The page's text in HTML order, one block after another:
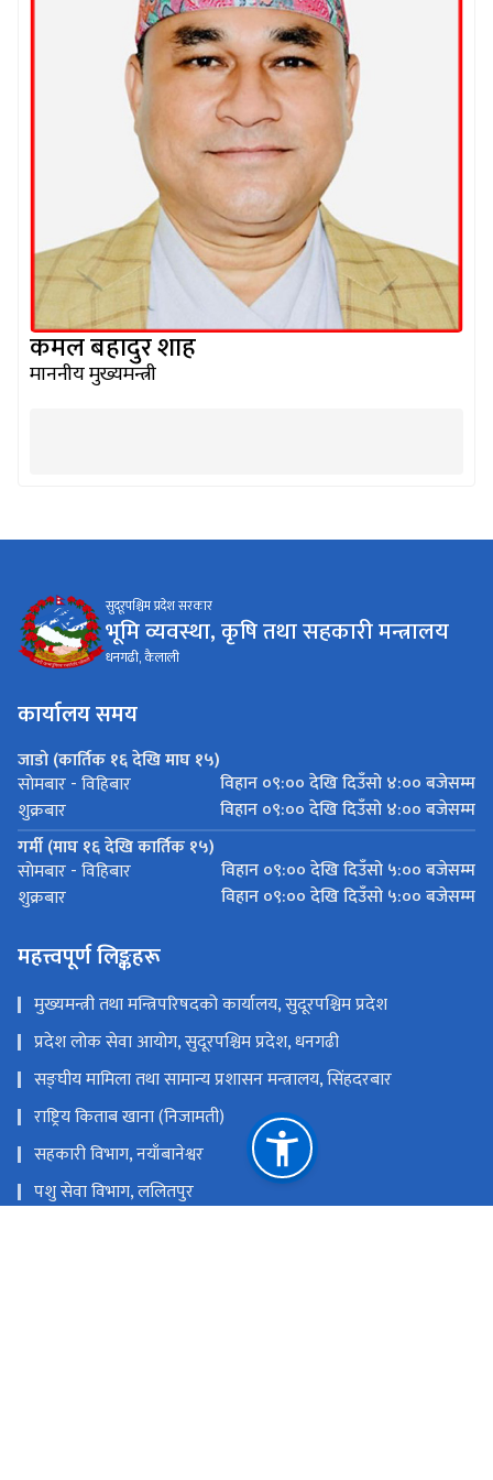
कमल बहादुर शाह
माननीय मुख्यमन्त्री
सुदूरपश्चिम प्रदेश सरकार
भूमि व्यवस्था, कृषि तथा सहकारी मन्त्रालय
धनगढी, कैलाली
कार्यालय समय
जाडो (कार्तिक १६ देखि माघ १५)
साेमबार - विहिबार
विहान ०९:०० देखि दिउँसो ४:०० बजेसम्म
शुक्रबार
विहान ०९:०० देखि दिउँसो ४:०० बजेसम्म
गर्मी (माघ १६ देखि कार्तिक १५)
साेमबार - विहिबार
विहान ०९:०० देखि दिउँसो ५:०० बजेसम्म
शुक्रबार
विहान ०९:०० देखि दिउँसो ५:०० बजेसम्म
महत्त्वपूर्ण लिङ्कहरू
मुख्यमन्त्री तथा मन्त्रिपरिषदको कार्यालय, सुदूरपश्चिम प्रदेश
प्रदेश लोक सेवा आयोग, सुदूरपश्चिम प्रदेश, धनगढी
सङ्‍घीय मामिला तथा सामान्य प्रशासन मन्त्रालय, सिंहदरबार
राष्ट्रिय किताब खाना (निजामती)
सहकारी विभाग, नयाँबानेश्वर
पशु सेवा विभाग, ललितपुर